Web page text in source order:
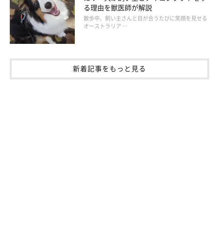
る理由を獣医師が解説
散歩中、飼い主さんと目が合うたびに笑顔を見せる
オーストラリア …
新着記事をもっと見る